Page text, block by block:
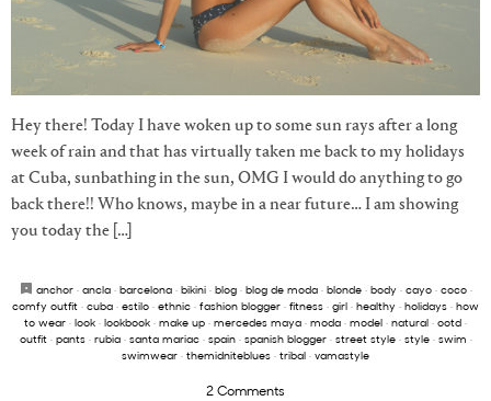
Hey there! Today I have woken up to some sun rays after a long
week of rain and that has virtually taken me back to my holidays
at Cuba, sunbathing in the sun, OMG I would do anything to go
back there!! Who knows, maybe in a near future… I am showing
you today the […]
anchor· ancla· barcelona· bikini· blog· blog de moda· blonde· body· cayo· coco·
comfy outfit · cuba · estilo · ethnic · fashion blogger · fitness · girl · healthy · holidays · how
to wear · look · lookbook · make up · mercedes maya · moda · model · natural · ootd ·
outfit· pants· rubia· santa mariac· spain· spanish blogger· street style· style· swim ·
swimwear · themidniteblues · tribal · vamastyle
2 Comments